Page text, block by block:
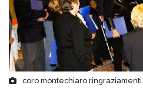
coro montechiaro ringraziamenti